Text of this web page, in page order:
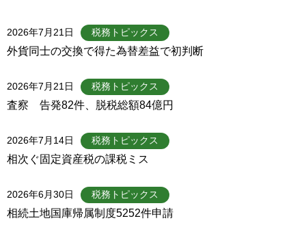
2026年7月21日 税務トピックス
外貨同士の交換で得た為替差益で初判断
2026年7月21日 税務トピックス
査察 告発82件、脱税総額84億円
2026年7月14日 税務トピックス
相次ぐ固定資産税の課税ミス
2026年6月30日 税務トピックス
相続土地国庫帰属制度5252件申請